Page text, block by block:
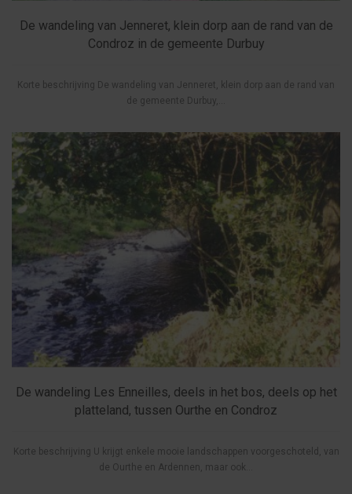
De wandeling van Jenneret, klein dorp aan de rand van de
Condroz in de gemeente Durbuy
Korte beschrijving De wandeling van Jenneret, klein dorp aan de rand van
de gemeente Durbuy,...
De wandeling Les Enneilles, deels in het bos, deels op het
platteland, tussen Ourthe en Condroz
Korte beschrijving U krijgt enkele mooie landschappen voorgeschoteld, van
de Ourthe en Ardennen, maar ook...